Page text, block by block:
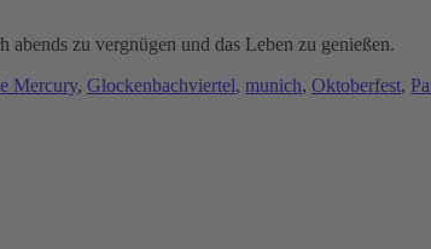
zu vergnügen und das Leben zu genießen.
Mercury, Glockenbachviertel, munich, Oktoberfest,